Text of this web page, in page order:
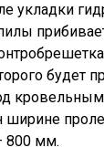
укладки
будет
800 мм.